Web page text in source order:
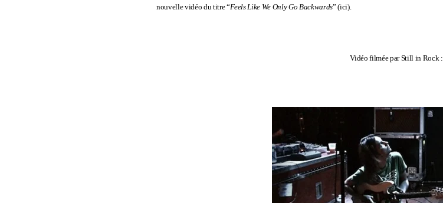
nouvelle vidéo du titre “Feels Like We Only Go Backwards” (ici).
Vidéo filmée par Still in Rock :